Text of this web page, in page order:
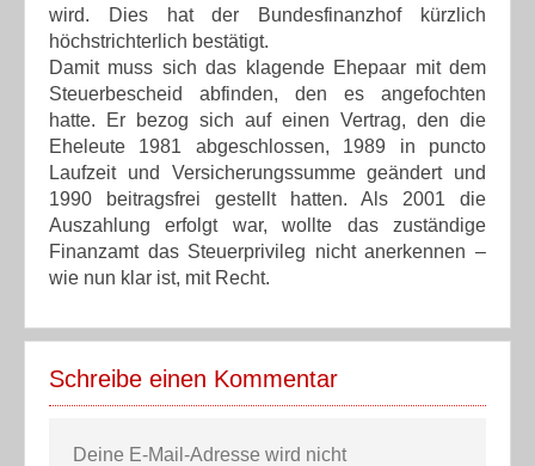
wird. Dies hat der Bundesfinanzhof kürzlich
höchstrichterlich bestätigt.
Damit muss sich das klagende Ehepaar mit dem
Steuerbescheid abfinden, den es angefochten
hatte. Er bezog sich auf einen Vertrag, den die
Eheleute 1981 abgeschlossen, 1989 in puncto
Laufzeit und Versicherungssumme geändert und
1990 beitragsfrei gestellt hatten. Als 2001 die
Auszahlung erfolgt war, wollte das zuständige
Finanzamt das Steuerprivileg nicht anerkennen –
wie nun klar ist, mit Recht.
Schreibe einen Kommentar
Deine E-Mail-Adresse wird nicht